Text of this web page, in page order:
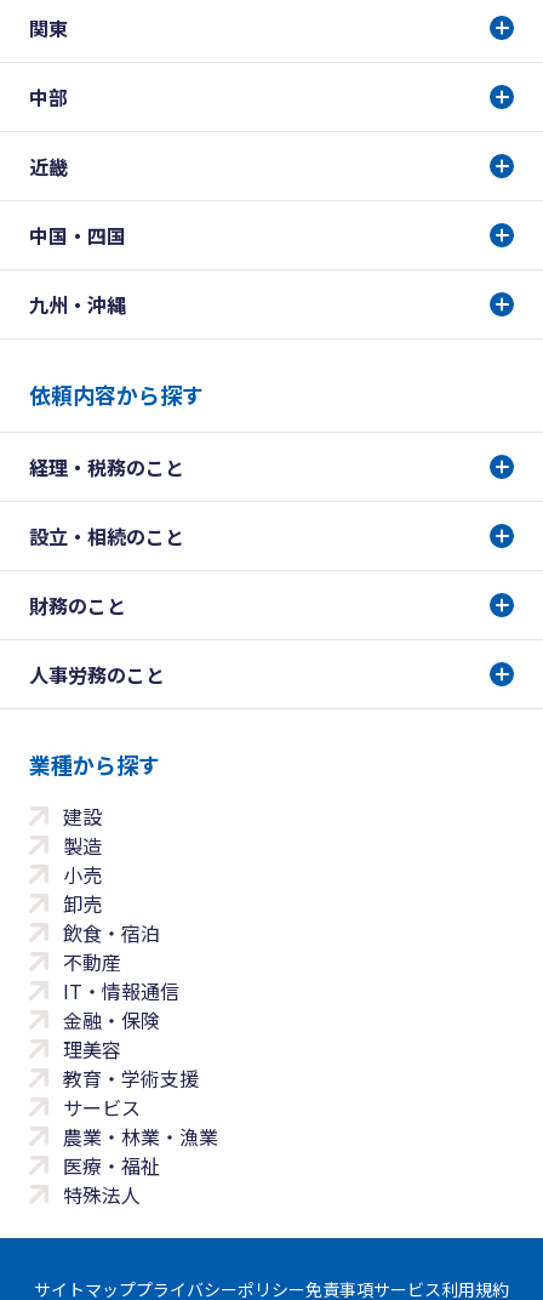
関東
中部
近畿
中国・四国
九州・沖縄
依頼内容から探す
経理・税務のこと
設立・相続のこと
財務のこと
人事労務のこと
業種から探す
建設
製造
小売
卸売
飲食・宿泊
不動産
IT・情報通信
金融・保険
理美容
教育・学術支援
サービス
農業・林業・漁業
医療・福祉
特殊法人
サイトマッププライバシーポリシー免責事項サービス利用規約